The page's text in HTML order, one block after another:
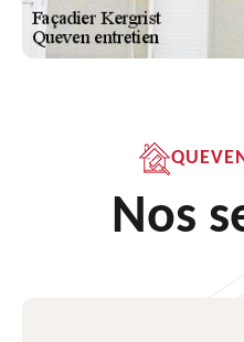
Nos